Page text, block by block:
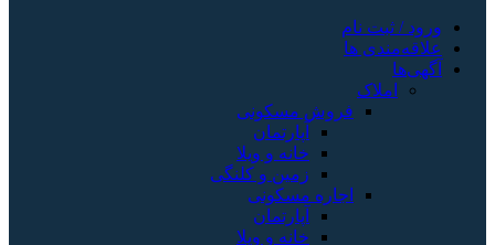
ورود / ثبت نام
علاقه‌مندی ها
آگهی‌ها
املاک
فروش مسکونی
آپارتمان
خانه و ویلا
زمین و کلنگی
اجاره مسکونی
آپارتمان
خانه و ویلا